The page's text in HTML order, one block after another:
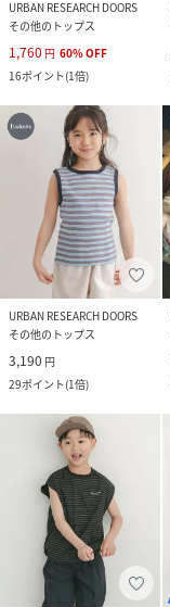
URBAN RESEARCH DOORS
その他のトップス
1,760 円 60%OFF
16ポイント(1倍)
URBAN RESEARCH DOORS
その他のトップス
3,190 円
29ポイント(1倍)